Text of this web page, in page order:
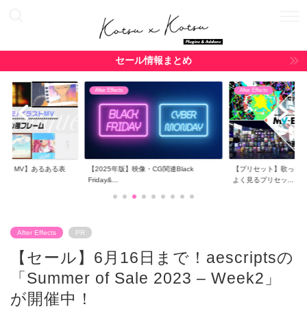
セール情報まとめ
トMV】あるある表
After Effects
【2025年版】映像・CG関連Black
Friday&...
After Effects
【プリセット】歌って
よく見るプリセッ...
After Effects PR
【セール】6月16日まで！aescriptsの
「Summer of Sale 2023 – Week2」
が開催中！